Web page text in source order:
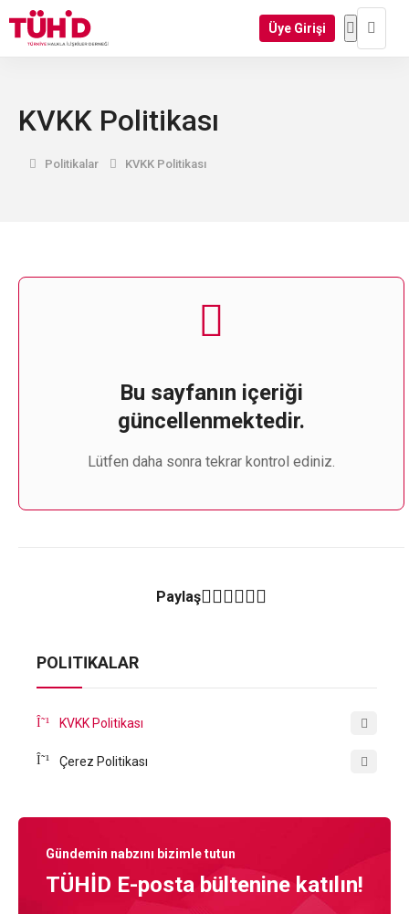
Üye Girişi
KVKK Politikası
Politikalar KVKK Politikası
POLITIKALAR
KVKK Politikası
Çerez Politikası
Bu sayfanın içeriği
güncellenmektedir.
Lütfen daha sonra tekrar kontrol ediniz.
Paylaş
Gündemin nabzını bizimle tutun
TÜHİD E-posta bültenine katılın!